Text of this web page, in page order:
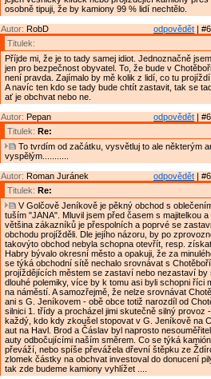
osobně tipuji, že by kamiony 99 % lidí nechtělo.
odpovědět |
Autor: RobD
Titulek:
Příjde mi, že je to tady samej idiot. Jednoznačně
jen pro bezpečnost obyvatel. To, že bude v
není pravda. Zajímalo by mě kolik z lidí, co tu
A navíc ten kdo se tady bude chtít zastavit, tak se
ať je obchvat nebo ne.
odpovědět |
Autor: Pepan
Titulek: Re:
To tvrdím od začátku, vysvětluj to ale některým
vyspělým...........
odpovědět |
Autor: Roman Juránek
Titulek: Re:
V Golčově Jeníkově je pěkný obchod s
tuším "JANA". Mluvil jsem před časem s majitelkou
většina zákazníků je přespolních a poprvé se
obchodu projížděli. Dle jejího názoru, by po
takovýto obchod nebyla schopna otevřít, resp.
Habry bývalo okresní město a opakuji, že za
se týká obchodní sítě nechalo srovnávat s
projíždějících městem se zastaví nebo nezastaví by
dlouhé polemiky, více by k tomu asi byli schopni říci
na náměstí. A samozřejmě, že nelze srovnávat
ani s G. Jeníkovem - obě obce totiž narozdíl od
silnici 1. třídy a procházel jimi skutečně silný provoz
každý, kdo kdy zkoušel stopovat v G. Jeníkově na
aut na Havl. Brod a Čáslav byl naprosto
auty odbočujícími naším směrem. Co se týká
převáží, nebo spíše převážela dřevní štěpku ze
zlomek částky na obchvat investoval do donucení
tak zde budeme kamiony vyhlížet ....